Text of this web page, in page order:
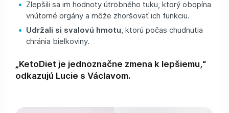
Zlepšili sa im hodnoty útrobného tuku, ktorý obopína
vnútorné orgány a môže zhoršovať ich funkciu.
Udržali si svalovú hmotu , ktorú počas chudnutia
chránia bielkoviny.
„KetoDiet je jednoznačne zmena k lepšiemu,“
odkazujú Lucie s Václavom.